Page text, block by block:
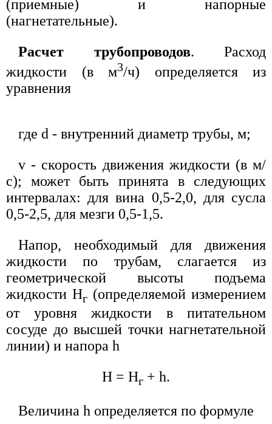
(приемные) и напорные
(нагнетательные).
Расчет трубопроводов. Расход
жидкости (в м3/ч) определяется из
уравнения
где d - внутренний диаметр трубы, м;
v - скорость движения жидкости (в м/
с); может быть принята в следующих
интервалах: для вина 0,5-2,0, для сусла
0,5-2,5, для мезги 0,5-1,5.
Напор, необходимый для движения
жидкости по трубам, слагается из
геометрической высоты подъема
жидкости Нг (определяемой измерением
от уровня жидкости в питательном
сосуде до высшей точки нагнетательной
линии) и напора h
Н = Нг + h.
Величина h определяется по формуле